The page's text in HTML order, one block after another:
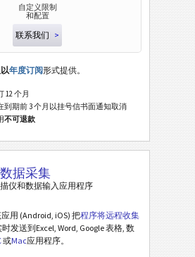
自定义限制
和配置
联系我们 >
年度订阅形式提供。
12 个月
到期前 3 个月以挂号信书面通知取消
不可退款
据采集
仪和数据输入应用程序
用 (Android, iOS) 把程序将远程收集
发送到Excel, Word, Google 表格, 数
或Mac应用程序。